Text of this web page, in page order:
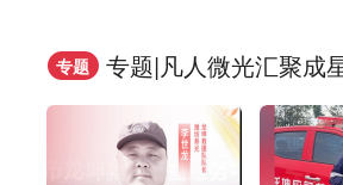
专题 专题|凡人微光汇聚成